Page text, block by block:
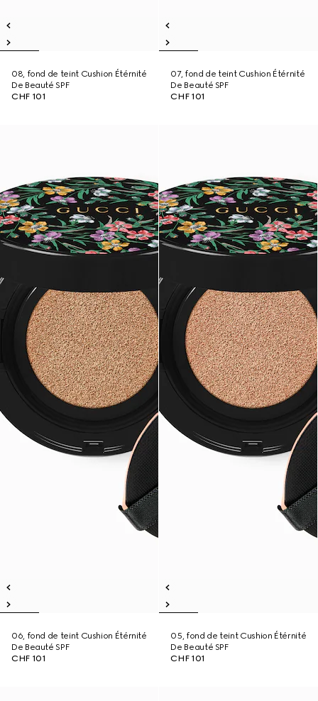
08, fond de teint Cushion Étérnité
De Beauté SPF
CHF 101
07, fond de teint Cushion Étérnité
De Beauté SPF
CHF 101
06, fond de teint Cushion Étérnité
De Beauté SPF
CHF 101
05, fond de teint Cushion Étérnité
De Beauté SPF
CHF 101